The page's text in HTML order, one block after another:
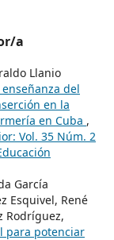
a
Llanio
enseñanza del
en la
en Cuba ,
Vol. 35 Núm. 2
García
Esquivel, René
Rodríguez,
para potenciar